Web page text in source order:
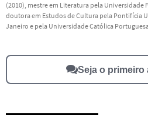
(2010), mestre em Literatura pela Universidade
doutora em Estudos de Cultura pela Pontifícia
Janeiro e pela Universidade Católica
Seja o primeiro